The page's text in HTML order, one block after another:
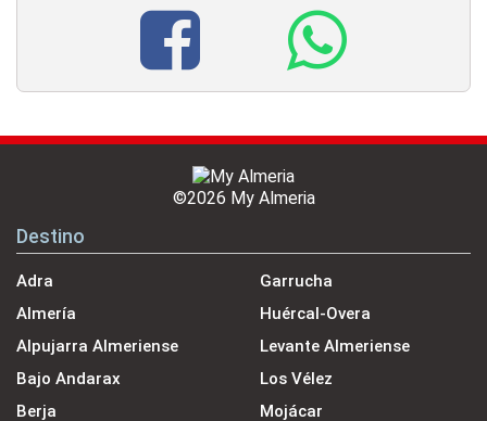
©2026 My Almeria
Destino
Adra
Almería
Alpujarra Almeriense
Bajo Andarax
Berja
Garrucha
Huércal-Overa
Levante Almeriense
Los Vélez
Mojácar